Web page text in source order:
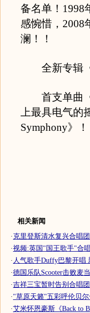
备名单！1998
感惋惜，2008
澜！！
全新专辑《
首支单曲《
上最具电气的
Symphony》！
相关新闻
·克里登斯清水复兴合唱团
·视频:英国"国王歌手"合
· 人气歌手Duffy巴黎开唱
·德国乐队Scooter击败麦
·吉祥三宝暂时告别合唱
·"草原天籁"五彩呼伦贝
·艾米怀恩豪斯《Back to